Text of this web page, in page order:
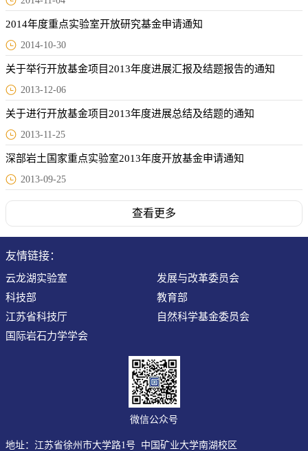
2014年度重点实验室开放研究基金申请通知
2014-10-30
关于举行开放基金项目2013年度进展汇报及结题报告的通知
2013-12-06
关于进行开放基金项目2013年度进展总结及结题的通知
2013-11-25
深部岩土国家重点实验室2013年度开放基金申请通知
2013-09-25
查看更多
友情链接：
云龙湖实验室
发展与改革委员会
科技部
教育部
江苏省科技厅
自然科学基金委员会
国际岩石力学学会
微信公众号
地址：江苏省徐州市大学路1号 中国矿业大学南湖校区